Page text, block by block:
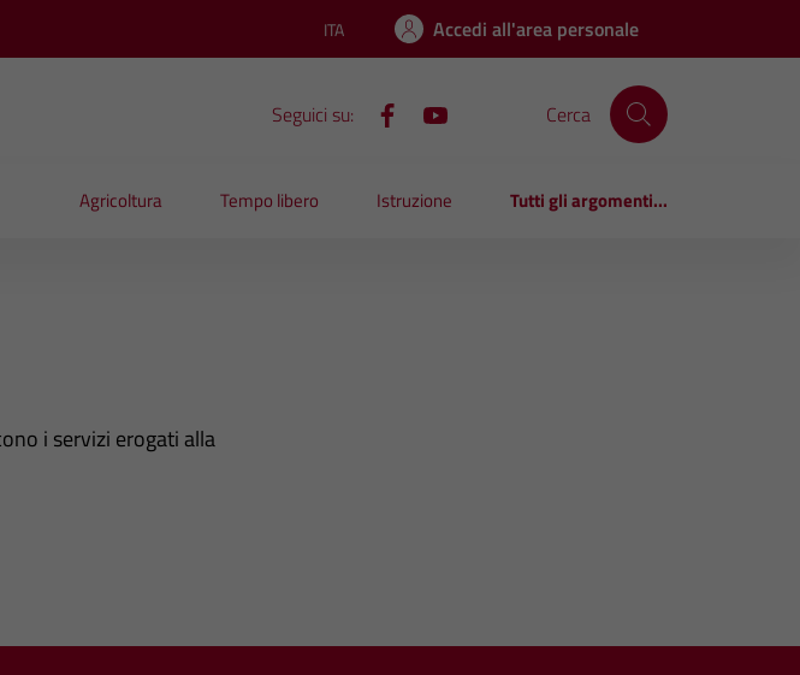
Lingua attiva:
ITA Accedi all'area personale
Seguici su: Cerca
Agricoltura Tempo libero Istruzione Tutti gli argomenti...
i servizi erogati alla